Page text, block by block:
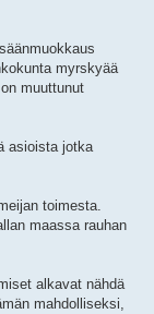
myrskyää
muuttunut
asioista jotka
toimesta.
maassa rauhan
alkavat nähdä
mahdolliseksi,